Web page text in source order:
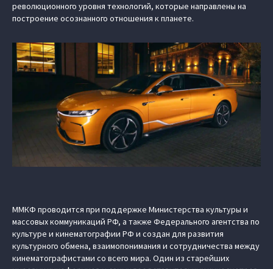
революционного уровня технологий, которые направлены на
построение осознанного отношения к планете.
ММКФ проводится при поддержке Министерства культуры и
массовых коммуникаций РФ, а также Федерального агентства по
культуре и кинематографии РФ и создан для развития
культурного обмена, взаимопонимания и сотрудничества между
кинематографистами со всего мира. Один из старейших